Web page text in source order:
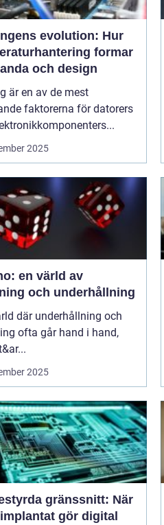
evolution: Hur
formar
och design
är en av de mest
faktorerna för datorers
2025
en värld av
och underhållning
där underhållning och
ofta går hand i hand,
2025
gränssnitt: När
gör digital